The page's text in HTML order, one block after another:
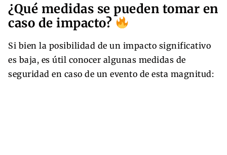
¿Qué medidas se pueden tomar en
caso de impacto?
Si bien la posibilidad de un impacto significativo
es baja, es útil conocer algunas medidas de
seguridad en caso de un evento de esta magnitud: